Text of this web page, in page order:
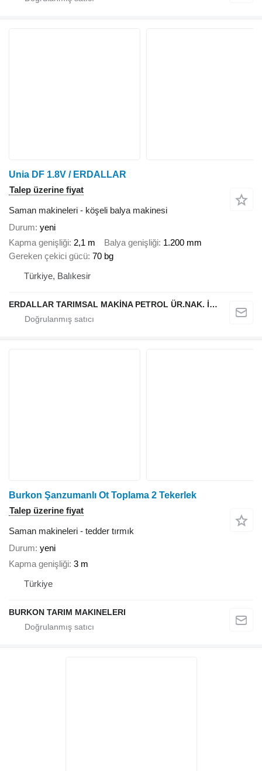
Unia DF 1.8V / ERDALLAR
Talep üzerine fiyat
Saman makineleri - köşeli balya makinesi
Durum yeni
Kapma genişliği 2,1 m Balya genişliği 1.200 mm
Gereken çekici gücü 70 bg
Türkiye, Balıkesir
ERDALLAR TARIMSAL MAKİNA PETROL ÜR.NAK. İNŞ. HAYV. SAN. VE TİC. LTD ŞTİ
Burkon Şanzumanlı Ot Toplama 2 Tekerlek
Talep üzerine fiyat
Saman makineleri - tedder tırmık
Durum yeni
Kapma genişliği 3 m
Türkiye
BURKON TARIM MAKINELERI